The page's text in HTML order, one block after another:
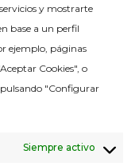
y mostrarte
base a un perfil
ejemplo, páginas
Cookies", o
"Configurar
Siempre activo
regular para
óptimo y la